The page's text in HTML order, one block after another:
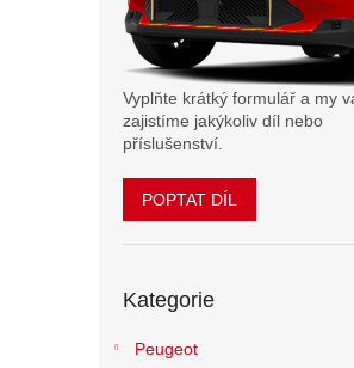
Vyplňte krátký formulář a my
zajistíme jakýkoliv díl nebo
příslušenství.
POPTAT DÍL
kategorie
Kategorie
Peugeot